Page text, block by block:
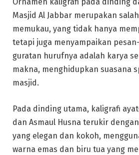
Masjid Al Jabbar merupakan
memukau, yang tidak hanya
tetapi juga menyampaikan
guratan hurufnya adalah karya
makna, menghidupkan suasana
masjid.
Pada dinding utama, kaligrafi
dan Asmaul Husna terukir
yang elegan dan kokoh,
warna emas dan biru tua yang